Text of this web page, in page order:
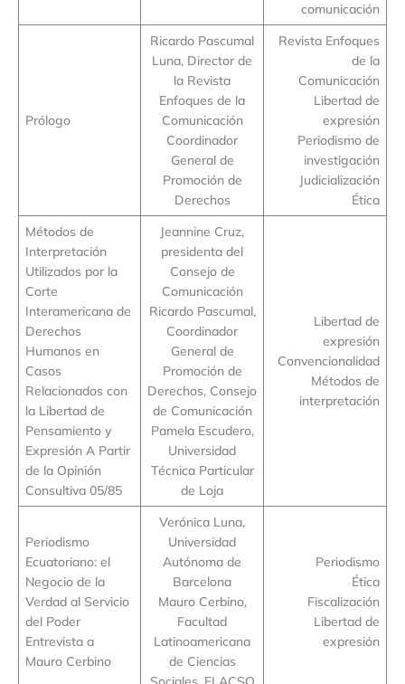
comunicación
Prólogo
Ricardo Pascumal
Luna, Director de
la Revista
Enfoques de la
Comunicación
Coordinador
General de
Promoción de
Derechos
Revista Enfoques
de la
Comunicación
Libertad de
expresión
Periodismo de
investigación
Judicialización
Ética
Métodos de
Interpretación
Utilizados por la
Corte
Interamericana de
Derechos
Humanos en
Casos
Relacionados con
la Libertad de
Pensamiento y
Expresión A Partir
de la Opinión
Consultiva 05/85
Jeannine Cruz,
presidenta del
Consejo de
Comunicación
Ricardo Pascumal,
Coordinador
General de
Promoción de
Derechos, Consejo
de Comunicación
Pamela Escudero,
Universidad
Técnica Particular
de Loja
Libertad de
expresión
Convencionalidad
Métodos de
interpretación
Periodismo
Ecuatoriano: el
Negocio de la
Verdad al Servicio
del Poder
Entrevista a
Mauro Cerbino
Verónica Luna,
Universidad
Autónoma de
Barcelona
Mauro Cerbino,
Facultad
Latinoamericana
de Ciencias
Sociales, FLACSO
Periodismo
Ética
Fiscalización
Libertad de
expresión